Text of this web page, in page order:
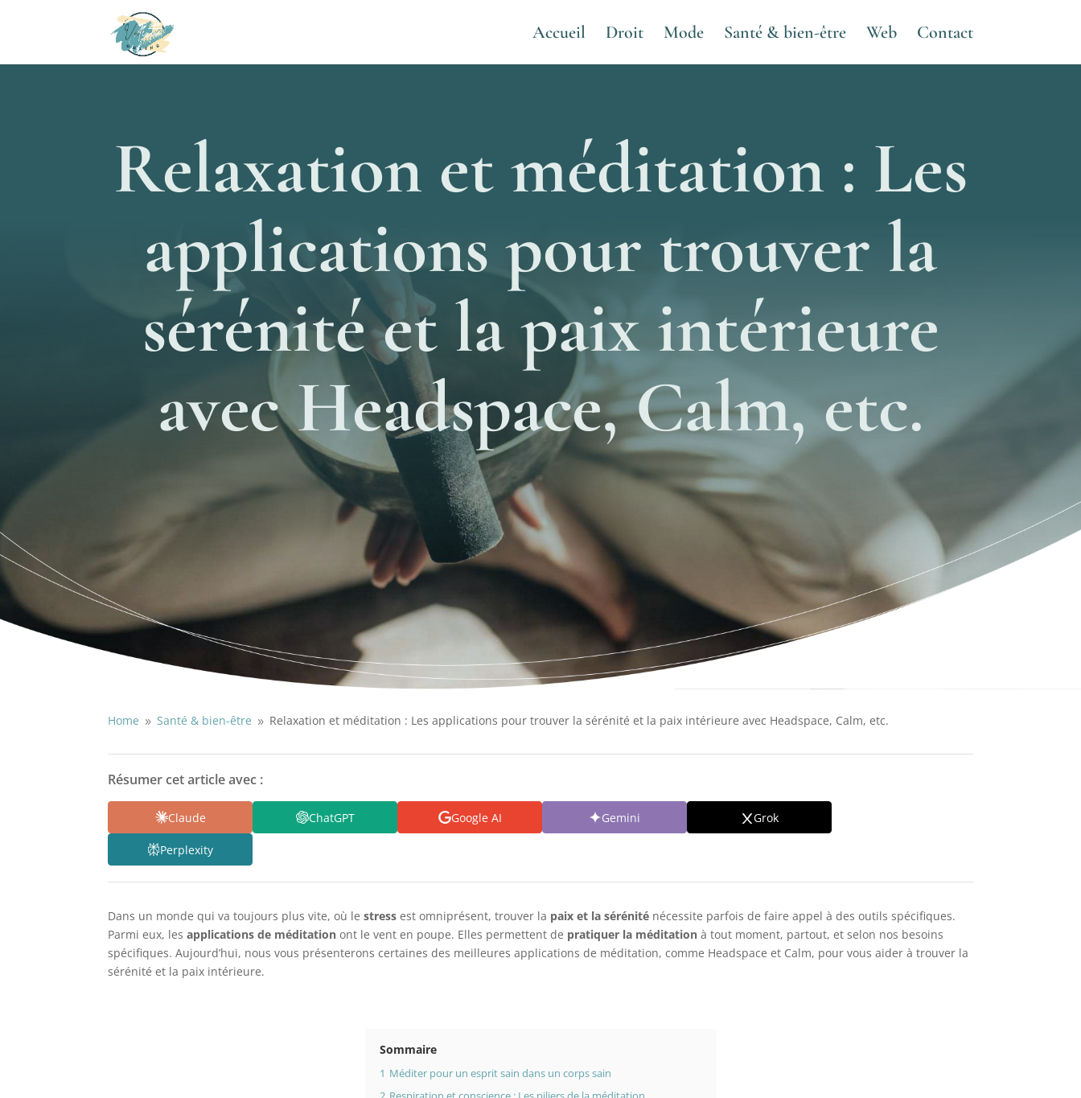
Accueil Droit Mode Santé & bien-être Web Contact
Relaxation et méditation : Les
applications pour trouver la
sérénité et la paix intérieure
avec Headspace, Calm, etc.
Home 9 Santé & bien-être 9 Relaxation et méditation : Les applications pour trouver la sérénité et la paix intérieure avec Headspace, Calm, etc.
Résumer cet article avec :
Claude ChatGPT Google AI Gemini Grok
Perplexity
Dans un monde qui va toujours plus vite, où lestress est omniprésent, trouver la paix et la sérénité nécessite parfois de faire appel à des outils spécifiques.
Parmi eux, lesapplications de méditation ont le vent en poupe. Elles permettent de pratiquer la méditation à tout moment, partout, et selon nos besoins
spécifiques. Aujourd’hui, nous vous présenterons certaines des meilleures applications de méditation, comme Headspace et Calm, pour vous aider à trouver la
sérénité et la paix intérieure.
Sommaire
1 Méditer pour un esprit sain dans un corps sain